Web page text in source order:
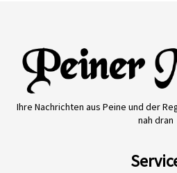
Ihre Nachrichten aus Peine und der
nah dran